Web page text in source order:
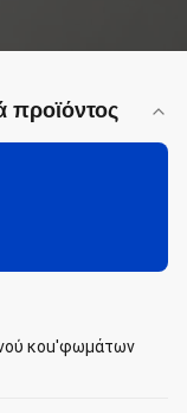
προϊόντος
κοu'φωμάτων